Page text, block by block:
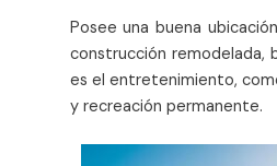
Posee una buena
construcción remodelada,
es el entretenimiento,
y recreación permanente.